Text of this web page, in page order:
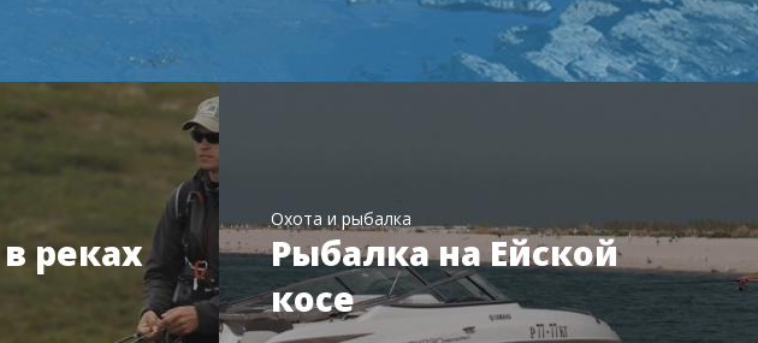
реках
Охота и рыбалка
Рыбалка на Ейской
косе